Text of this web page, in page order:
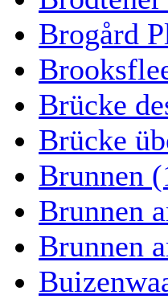
Brogård
Brücke
Brücke
Brunnen
Brunnen
Brunnen